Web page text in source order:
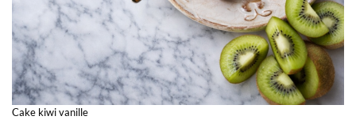
Cake kiwi vanille